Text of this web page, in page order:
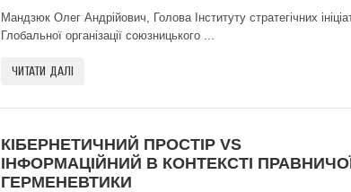
Мандзюк Олег Андрійович, Голова Інституту стратегічних
Глобальної організації союзницького ...
ЧИТАТИ ДАЛІ
КІБЕРНЕТИЧНИЙ ПРОСТІР VS
ІНФОРМАЦІЙНИЙ В КОНТЕКСТІ
ГЕРМЕНЕВТИКИ